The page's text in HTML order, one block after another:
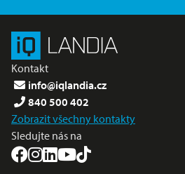
Kontakt
info@iqlandia.cz
840 500 402
Zobrazit všechny kontakty
Sledujte nás na